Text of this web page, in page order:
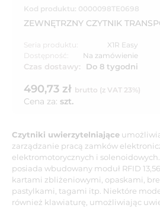
Kod produktu: 0000098TE0698
ZEWNĘTRZNY CZYTNIK
Seria produktu:
X1R Easy
Dostępność:
Na zamówienie
Czas dostawy: Do 8 tygodni
490,73 zł brutto (z VAT 23%)
Cena za: szt.
Czytniki uwierzytelniające
zarządzanie pracą zamków
elektromotorycznych i
posiada wbudowany moduł RFID
kartami zbliżeniowymi, opaskami,
pastylkami, tagami itp. Niektóre
również klawiaturę, umożliwiając